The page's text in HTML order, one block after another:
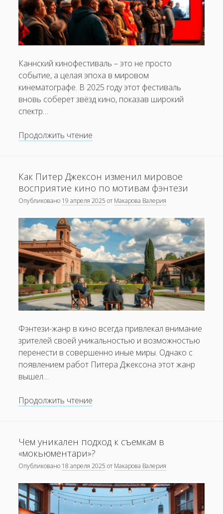
Чем уникален подход к съемкам в «мокьюментари»?
Как меняется взгляд на насилие в кино
Почему фильмы о семье и детях не теряют своей
Каннский кинофестиваль – это не просто
событие, а целая эпоха в мировом
кинематографе. В 2025 году этот фестиваль
вновь соберет звёзд кино, показав широкий
спектр…
Продолжить чтение
кинофестивале
2025
года
Как Питер Джексон изменил мировое
восприятие кино по мотивам фэнтези
Опубликовано 19 апреля 2025 от Макарова Валерия
Фэнтези-жанр в кино всегда привлекал внимание
зрителей своей уникальностью и возможностью
перенести в совершенно иные миры. Однако с
появлением работ Питера Джексона этот жанр
вышел…
Продолжить чтение
мировое
восприятие
кино
по
мотивам
фэнтези
Чем уникален подход к съемкам в
«мокьюментари»?
Опубликовано 18 апреля 2025 от Макарова Валерия